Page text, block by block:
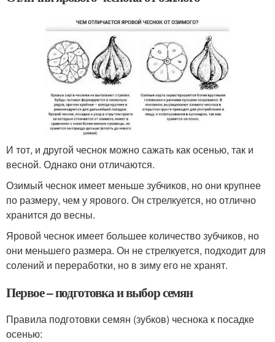
И тот, и другой чеснок можно сажать как осенью, так и
весной. Однако они отличаются.
Озимый чеснок имеет меньше зубчиков, но они крупнее
по размеру, чем у ярового. Он стрелкуется, но отлично
хранится до весны.
Яровой чеснок имеет большее количество зубчиков, но
они меньшего размера. Он не стрелкуется, подходит для
солений и переработки, но в зиму его не хранят.
Первое – подготовка и выбор семян
Правила подготовки семян (зубков) чеснока к посадке
осенью: